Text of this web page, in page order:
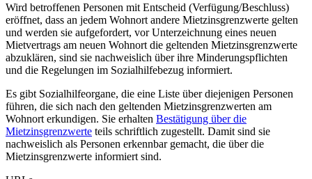
Wird betroffenen Personen mit Entscheid (Verfügung/Beschluss)
eröffnet, dass an jedem Wohnort andere Mietzinsgrenzwerte gelten
und werden sie aufgefordert, vor Unterzeichnung eines neuen
Mietvertrags am neuen Wohnort die geltenden Mietzinsgrenzwerte
abzuklären, sind sie nachweislich über ihre Minderungspflichten
und die Regelungen im Sozialhilfebezug informiert.
Es gibt Sozialhilfeorgane, die eine Liste über diejenigen Personen
führen, die sich nach den geltenden Mietzinsgrenzwerten am
Wohnort erkundigen. Sie erhalten Bestätigung über die
Mietzinsgrenzwerte teils schriftlich zugestellt. Damit sind sie
nachweislich als Personen erkennbar gemacht, die über die
Mietzinsgrenzwerte informiert sind.